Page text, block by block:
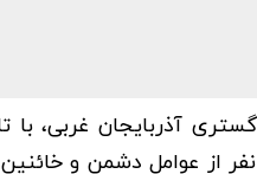
آذربایجان غربی،
خواهد شد، گفت: اموال ۱۲۹ نفر از